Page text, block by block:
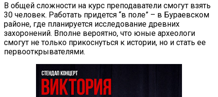
В общей сложности на курс преподаватели смогут взять
30 человек. Работать придется “в поле” – в Бураевском
районе, где планируется исследование древних
захоронений. Вполне вероятно, что юные археологи
смогут не только прикоснуться к истории, но и стать ее
первооткрывателями.